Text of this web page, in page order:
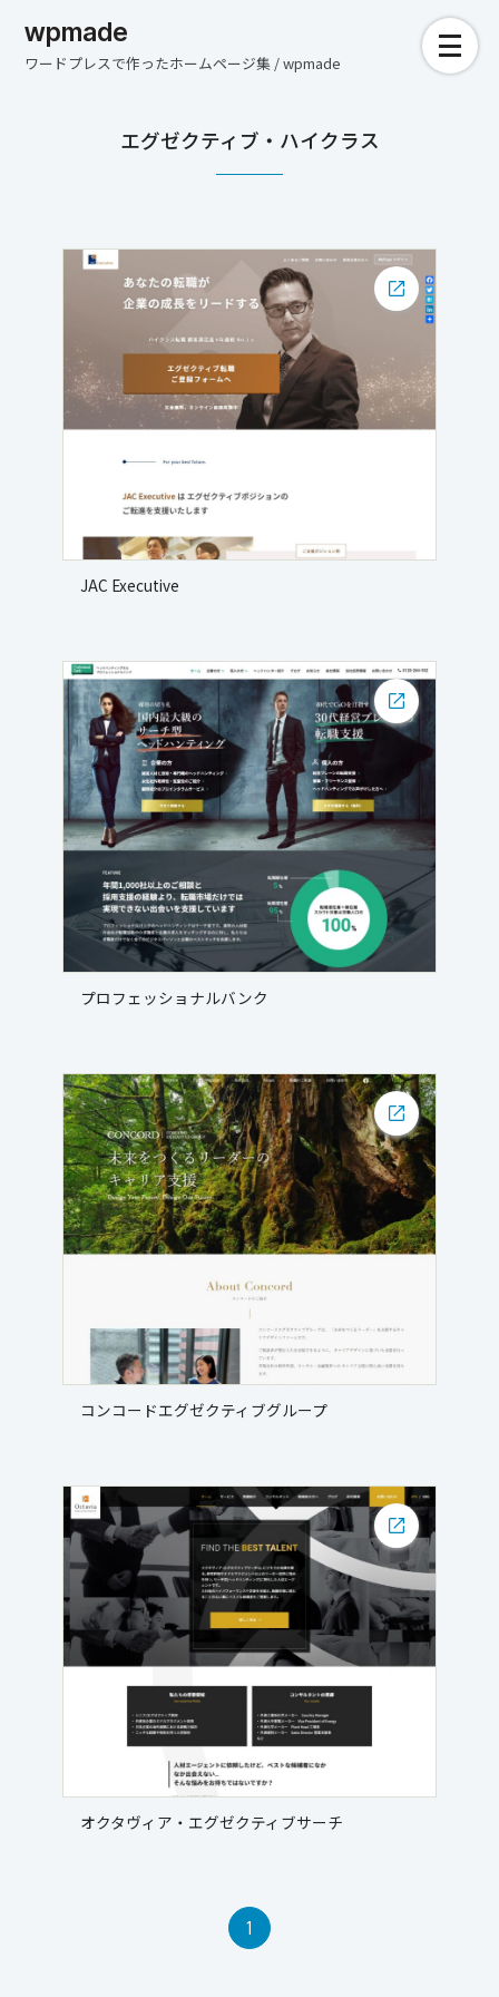
wpmade
ワードプレスで作ったホームページ集 / wpmade
エグゼクティブ・ハイクラス
JAC Executive
プロフェッショナルバンク
コンコードエグゼクティブグループ
オクタヴィア・エグゼクティブサーチ
1